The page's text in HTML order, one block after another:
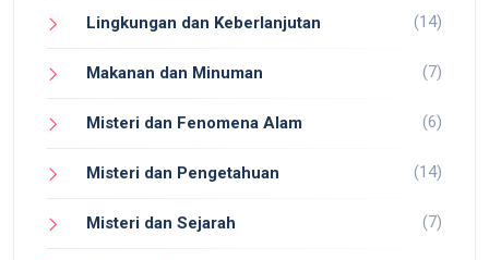
Lingkungan dan Keberlanjutan (14)
Makanan dan Minuman (7)
Misteri dan Fenomena Alam (6)
Misteri dan Pengetahuan (14)
Misteri dan Sejarah (7)